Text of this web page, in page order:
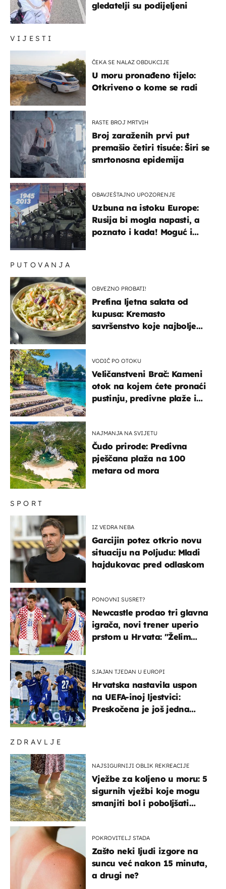
VIJESTI
ČEKA SE NALAZ OBDUKCIJE
U moru pronađeno tijelo:
Otkriveno o kome se radi
RASTE BROJ MRTVIH
Broj zaraženih prvi put
premašio četiri tisuće: Širi se
smrtonosna epidemija
OBAVJEŠTAJNO UPOZORENJE
Uzbuna na istoku Europe:
Rusija bi mogla napasti, a
poznato i kada! Moguć i
ZDRAVLJE
NAJSIGURNIJI OBLIK REKREACIJE
Vježbe za koljeno u moru: 5
sigurnih vježbi koje mogu
smanjiti bol i poboljšati
POKROVITELJ STADA
Zašto neki ljudi izgore na
suncu već nakon 15 minuta,
a drugi ne?
gledatelji su podijeljeni
SPORT
IZ VEDRA NEBA
Garcijin potez otkrio novu
situaciju na Poljudu: Mladi
hajdukovac pred odlaskom
PONOVNI SUSRET?
Newcastle prodao tri glavna
igrača, novi trener uperio
prstom u Hrvata: "Želim
SJAJAN TJEDAN U EUROPI
Hrvatska nastavila uspon
na UEFA-inoj ljestvici:
Preskočena je još jedna
PUTOVANJA
OBVEZNO PROBATI!
Prefina ljetna salata od
kupusa: Kremasto
savršenstvo koje najbolje
VODIČ PO OTOKU
Veličanstveni Brač: Kameni
otok na kojem ćete pronaći
pustinju, predivne plaže i
NAJMANJA NA SVIJETU
Čudo prirode: Predivna
pješčana plaža na 100
metara od mora